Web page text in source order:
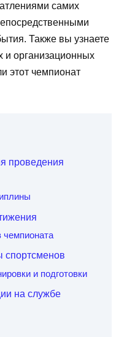
самих
Также вы узнаете
и организационных
этот чемпионат
проведения
чемпионата
спортсменов
и подготовки
на службе